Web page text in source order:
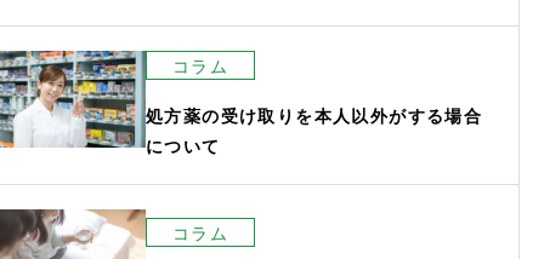
コラム
処方薬の受け取りを本人以外がする場合
について
コラム